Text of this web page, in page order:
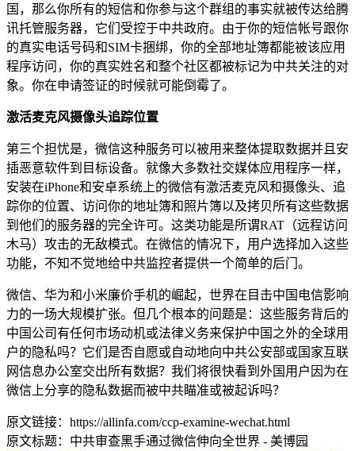
国，那么你所有的短信和你参与这个群组的事实就被传达给腾
讯托管服务器，它们受控于中共政府。由于你的短信帐号跟你
的真实电话号码和SIM卡捆绑，你的全部地址簿都能被该应用
程序访问，你的真实姓名和整个社区都被标记为中共关注的对
象。你在申请签证的时候就可能倒霉了。
激活麦克风摄像头追踪位置
第三个担忧是，微信这种服务可以被用来整体提取数据并且安
插恶意软件到目标设备。就像大多数社交媒体应用程序一样，
安装在iPhone和安卓系统上的微信有激活麦克风和摄像头、追
踪你的位置、访问你的地址簿和照片簿以及拷贝所有这些数据
到他们的服务器的完全许可。这类功能是所谓RAT（远程访问
木马）攻击的无敌模式。在微信的情况下，用户选择加入这些
功能，不知不觉地给中共监控者提供一个简单的后门。
微信、华为和小米廉价手机的崛起，世界在目击中国电信影响
力的一场大规模扩张。但几个根本的问题是：这些服务背后的
中国公司有任何市场动机或法律义务来保护中国之外的全球用
户的隐私吗？它们是否自愿或自动地向中共公安部或国家互联
网信息办公室交出所有数据？我们将很快看到外国用户因为在
微信上分享的隐私数据而被中共瞄准或被起诉吗？
原文链接：https://allinfa.com/ccp-examine-wechat.html
原文标题：中共审查黑手通过微信伸向全世界 - 美博园